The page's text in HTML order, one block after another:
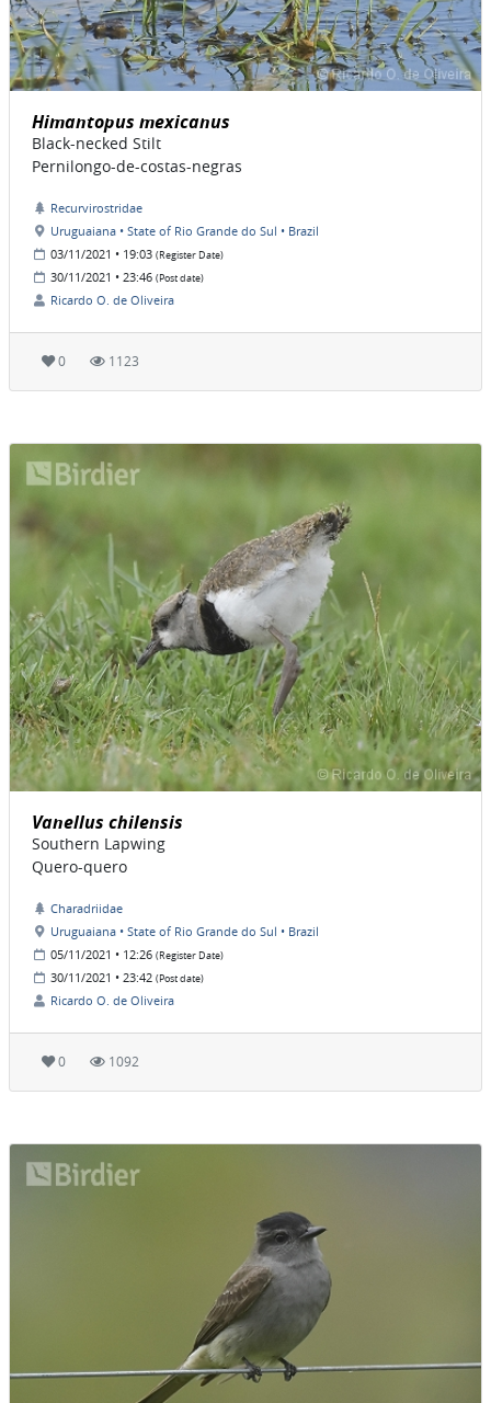
Himantopus mexicanus
Black-necked Stilt
Pernilongo-de-costas-negras
Recurvirostridae
Uruguaiana • State of Rio Grande do Sul • Brazil
03/11/2021 • 19:03 (Register Date)
30/11/2021 • 23:46 (Post date)
Ricardo O. de Oliveira
0 1123
Vanellus chilensis
Southern Lapwing
Quero-quero
Charadriidae
Uruguaiana • State of Rio Grande do Sul • Brazil
05/11/2021 • 12:26 (Register Date)
30/11/2021 • 23:42 (Post date)
Ricardo O. de Oliveira
0 1092